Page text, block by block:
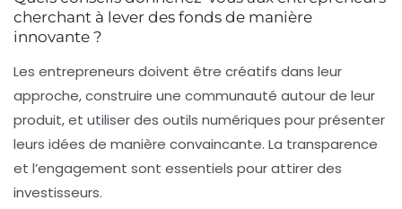
cherchant à lever des fonds de manière
innovante ?
Les entrepreneurs doivent être créatifs dans leur
approche, construire une communauté autour de leur
produit, et utiliser des outils numériques pour présenter
leurs idées de manière convaincante. La transparence
et l’engagement sont essentiels pour attirer des
investisseurs.